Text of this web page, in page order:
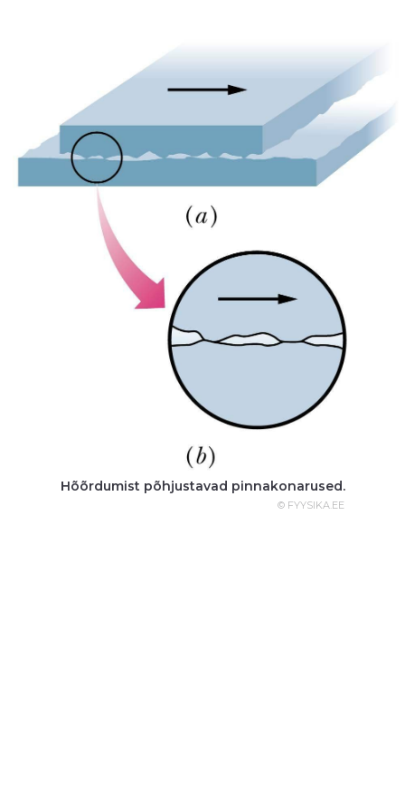
Hõõrdumist põhjustavad pinnakonarused.
© FYYSIKA.EE